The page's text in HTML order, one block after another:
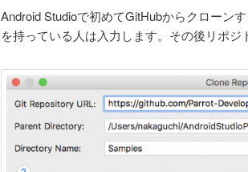
Android Studioで初めてGitHubからクローン
を持っている人は入力します。その後リポジ